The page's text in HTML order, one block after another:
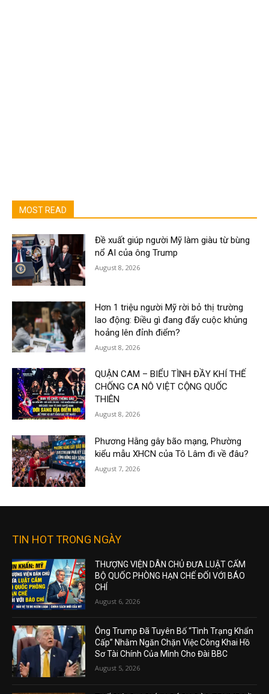
MOST READ
Đề xuất giúp người Mỹ làm giàu từ bùng
nổ AI của ông Trump
August 8, 2026
Hơn 1 triệu người Mỹ rời bỏ thị trường
lao động: Điều gì đang đẩy cuộc khủng
hoảng lên đỉnh điểm?
August 8, 2026
QUẬN CAM – BIỂU TÌNH ĐẦY KHÍ THẾ
CHỐNG CA NÔ VIỆT CỘNG QUỐC
THIÊN
August 8, 2026
Phương Hằng gây bão mạng, Phường
kiểu mẫu XHCN của Tô Lâm đi về đâu?
August 7, 2026
TIN HOT TRONG NGÀY
THƯỢNG VIỆN DÂN CHỦ ĐƯA LUẬT CẤM
BỘ QUỐC PHÒNG HẠN CHẾ ĐỐI VỚI BÁO
CHÍ
August 6, 2026
Ông Trump Đã Tuyên Bố “Tình Trạng Khẩn
Cấp” Nhằm Ngăn Chặn Việc Công Khai Hồ
Sơ Tài Chính Của Mình Cho Đài BBC
August 5, 2026